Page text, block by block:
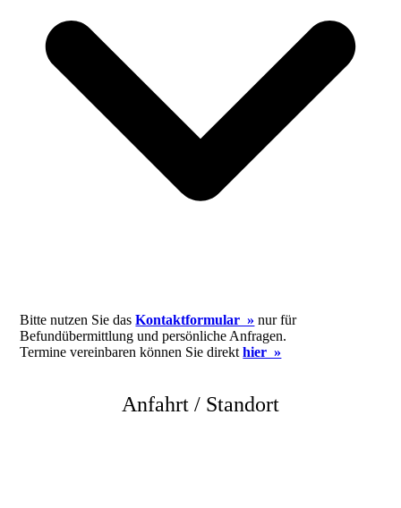
Bitte nutzen Sie dasKontaktformular » nur für
Befundübermittlung und persönliche Anfragen.
Termine vereinbaren können Sie direkthier »
Anfahrt / Standort